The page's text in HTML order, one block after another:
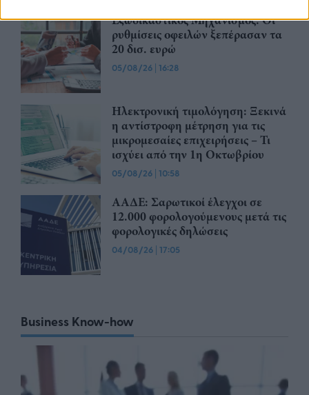
Εξωδικαστικός Μηχανισμός: Οι
ρυθμίσεις οφειλών ξεπέρασαν τα
20 δισ. ευρώ
05/08/26 | 16:28
Ηλεκτρονική τιμολόγηση: Ξεκινά
η αντίστροφη μέτρηση για τις
μικρομεσαίες επιχειρήσεις – Τι
ισχύει από την 1η Οκτωβρίου
05/08/26 | 10:58
ΑΑΔΕ: Σαρωτικοί έλεγχοι σε
12.000 φορολογούμενους μετά τις
φορολογικές δηλώσεις
04/08/26 | 17:05
Business Know-how